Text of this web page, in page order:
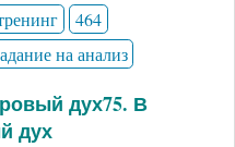
464
на анализ
дух75. В
дух